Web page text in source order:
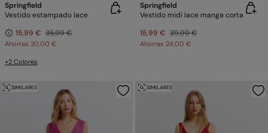
Springfield
Vestido estampado lace
15,99 € 35,99 €
Ahorras 20,00 €
+2 Colores
Springfield
Vestido midi lace manga corta
15,99 € 39,99 €
Ahorras 24,00 €
SIMILARES SIMILARES